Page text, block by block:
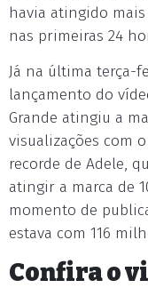
havia atingido
nas primeiras 24
Já na última terça-
lançamento do
Grande atingiu a
visualizações com
recorde de Adele,
atingir a marca de
momento de
estava com 116
Confira o